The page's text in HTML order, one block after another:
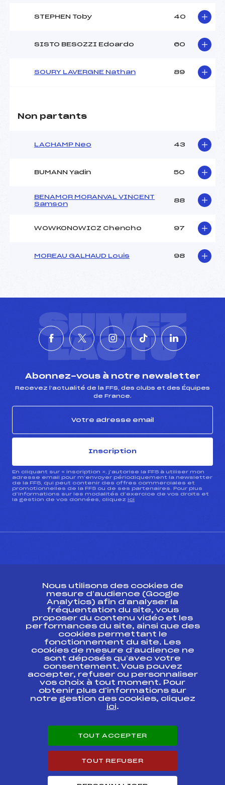
STEPHEN Toby 40
SISTO BESOZZI Edoardo 60
SOURY LAVERGNE Nathan 89
Non partants
LACHAMP Neo 43
BUMANN Yadin 50
BENAMOR MORANVAL VINCENT
Samson
88
WOWKONOWICZ Chencho 97
MOREAU GALHAUD Louis 98
SUIVEZ
L'ACTU
Abonnez-vous à notre newsletter
Recevez l’actualité de la FFS, des clubs et des Équipes
de France.
Inscription
En cliquant sur « inscription », j’autorise la FFS à utiliser mon
adresse email pour m’envoyer périodiquement la newsletter
de la FFS, qui peut contenir des offres commerciales et
promotionnelles de la FFS ou de ses partenaires. Pour plus
d’informations sur les modalités d’exercice de vos droits et
la gestion de vos données, cliquez ici
Ressources
Pass’Neige
Projet sportif fédéral
Projet de performance fédéral
Antidopage
Pôle Développement, Formation, Suivi
Scientifique
Listes ministérielles
Pôle vie de l’athlète
Enseignement professionnel
Carrières
Nous utilisons des cookies de
mesure d’audience (Google
Analytics) afin d’analyser la
fréquentation du site, vous
proposer du contenu vidéo et les
performances du site, ainsi que des
cookies permettant le
fonctionnement du site. Les
cookies de mesure d’audience ne
sont déposés qu’avec votre
consentement. Vous pouvez
accepter, refuser ou personnaliser
vos choix à tout moment. Pour
obtenir plus d'informations sur
notre gestion des cookies, cliquez
ici.
TOUT ACCEPTER
TOUT REFUSER